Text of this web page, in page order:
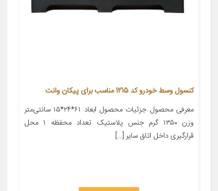
کنسول وسط خودرو کد 1215 مناسب برای پیکان وانت
معرفی محصول جزئیات محصول ابعاد ۶۱*۲۴*۱۵ سانتی‌متر
وزن ۱۳۵۰ گرم جنس پلاستیک تعداد محفظه ۱ محل
قرارگیری داخل اتاق سایر […]